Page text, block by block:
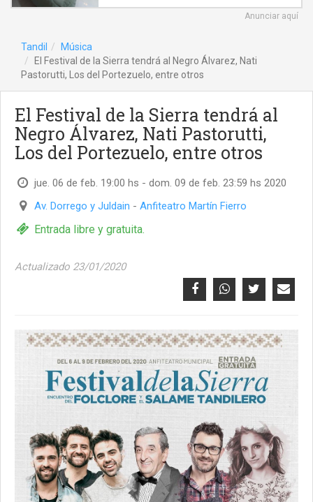
Anunciar aquí
Tandil
Música
El Festival de la Sierra tendrá al Negro Álvarez, Nati
Pastorutti, Los del Portezuelo, entre otros
El Festival de la Sierra tendrá al
Negro Álvarez, Nati Pastorutti,
Los del Portezuelo, entre otros
jue. 06 de feb. 19:00 hs - dom. 09 de feb. 23:59 hs 2020
Av. Dorrego y Juldain - Anfiteatro Martín Fierro
Entrada libre y gratuita.
Actualizado 23/01/2020